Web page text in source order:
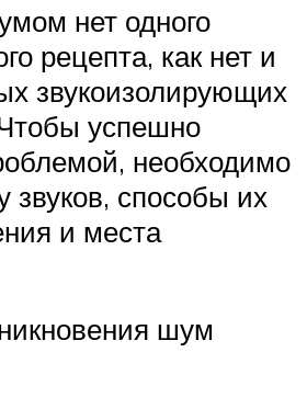
нет одного
рецепта, как нет и
звукоизолирующих
успешно
необходимо
звуков, способы их
и места
шум